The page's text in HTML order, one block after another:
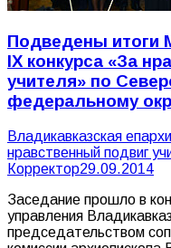
Подведены итоги
IX конкурса «За
учителя» по
федеральному
Владикавказская
нравственный подвиг
Корректор29.09.2014
Заседание прошло в
управления
председательством